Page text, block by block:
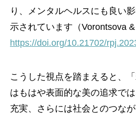
り、メンタルヘルスにも良い
示されています（Vorontsova
https://doi.org/10.21702/
こうした視点を踏まえると、「
はもはや表面的な美の追求で
充実、さらには社会とのつな